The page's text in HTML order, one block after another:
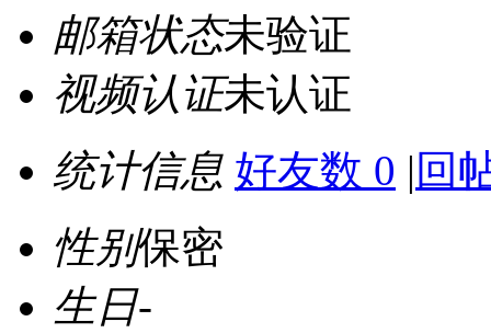
邮箱状态未验证
视频认证未认证
统计信息 好友数 0 | 回
性别保密
生日-